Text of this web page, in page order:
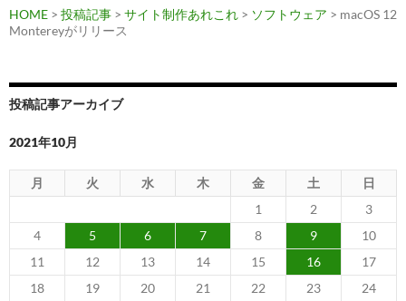
HOME > 投稿記事 > サイト制作あれこれ > ソフトウェア > macOS 12
Montereyがリリース
投稿記事アーカイブ
2021年10月
月 火 水 木 金 土
日
1
2
3
4
5 6 7 8 9
10
11
12 13 14 15 16
17
18
19 20 21 22 23
24